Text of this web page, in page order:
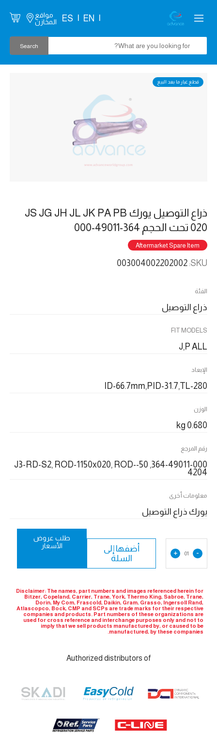
EN
ES
مواقع
المخازن
قطع غيار ما بعد البيع
ذراع التوصيل يورك JS JG JH JL JK PA PB
020 تحت الحجم 364-49011-000
Aftermarket Spare Item
SKU:
الفئة
ذراع التوصيل
FIT MODELS
J,P ALL
الإبعاد
ID-66.7mm,PID-31.7,TL-280
الوزن
0.680 kg
رقم المرجع
364-49011-000, 50-J3-RD-S2, ROD-1150x020, ROD-
4204
معلومات أخرى
يورك ذراع التوصيل
-
01
+
أضفها إلى
السلة
طلب عروض
الأسعار
Disclaimer: The names, part numbers and images referenced herein for
Bitzer, Copeland, Carrier, Trane, York, Thermo King, Sabroe, Trane,
Dorin, My Com, Frascold, Daikin, Gram, Grasso, Ingersoll Rand,
Atlascopco, Bock, CMP and SCPs are trade marks for their respective
companies and products. Part numbers of these organizations are
used for cross reference and interchange purposes only and not to
imply that we sell products manufactured by, or caused to be
manufactured, by these companies.
Authorized distributors of